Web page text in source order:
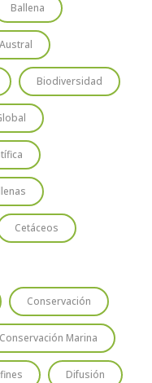
Ballena
Biodiversidad
Cetáceos
Conservación
Conservación Marina
Difusión